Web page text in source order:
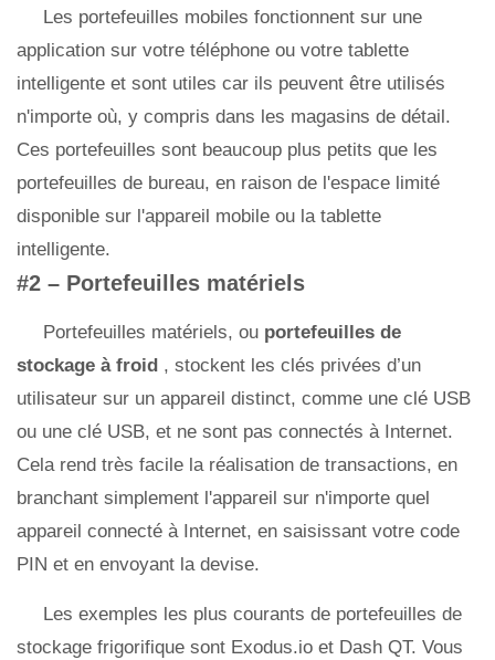
Les portefeuilles mobiles fonctionnent sur une
application sur votre téléphone ou votre tablette
intelligente et sont utiles car ils peuvent être utilisés
n'importe où, y compris dans les magasins de détail.
Ces portefeuilles sont beaucoup plus petits que les
portefeuilles de bureau, en raison de l'espace limité
disponible sur l'appareil mobile ou la tablette
intelligente.
#2 – Portefeuilles matériels
Portefeuilles matériels, ou portefeuilles de
stockage à froid , stockent les clés privées d’un
utilisateur sur un appareil distinct, comme une clé USB
ou une clé USB, et ne sont pas connectés à Internet.
Cela rend très facile la réalisation de transactions, en
branchant simplement l'appareil sur n'importe quel
appareil connecté à Internet, en saisissant votre code
PIN et en envoyant la devise.
Les exemples les plus courants de portefeuilles de
stockage frigorifique sont Exodus.io et Dash QT. Vous